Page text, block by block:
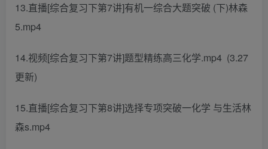
13.直播[综合复习下第7讲]有机一综合大题突破 (下)林森
5.mp4
14.视频[综合复习下第7讲]题型精练高三化学.mp4 (3.27
更新)
15.直播[综合复习下第8讲]选择专项突破一化学 与生活林
森s.mp4